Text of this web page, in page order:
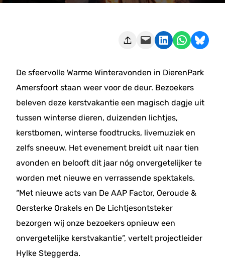
Deze pagina e-mailen Delen op LinkedIn Delen via WhatsApp Share on Bluesky
De sfeervolle Warme Winteravonden in DierenPark
Amersfoort staan weer voor de deur. Bezoekers
beleven deze kerstvakantie een magisch dagje uit
tussen winterse dieren, duizenden lichtjes,
kerstbomen, winterse foodtrucks, livemuziek en
zelfs sneeuw. Het evenement breidt uit naar tien
avonden en belooft dit jaar nóg onvergetelijker te
worden met nieuwe en verrassende spektakels.
“Met nieuwe acts van De AAP Factor, Oeroude &
Oersterke Orakels en De Lichtjesontsteker
bezorgen wij onze bezoekers opnieuw een
onvergetelijke kerstvakantie”, vertelt projectleider
Hylke Steggerda.